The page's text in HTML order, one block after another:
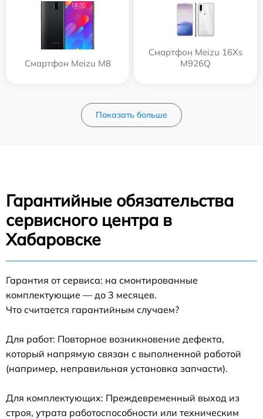
Смартфон Meizu M8
Смартфон Meizu 16Xs
M926Q
Показать больше
Гарантийные обязательства
сервисного центра в
Хабаровске
Гарантия от сервиса: на смонтированные
комплектующие — до 3 месяцев.
Что считается гарантийным случаем?
Для работ: Повторное возникновение дефекта,
который напрямую связан с выполненной работой
(например, неправильная установка запчасти).
Для комплектующих: Преждевременный выход из
строя, утрата работоспособности или техническим